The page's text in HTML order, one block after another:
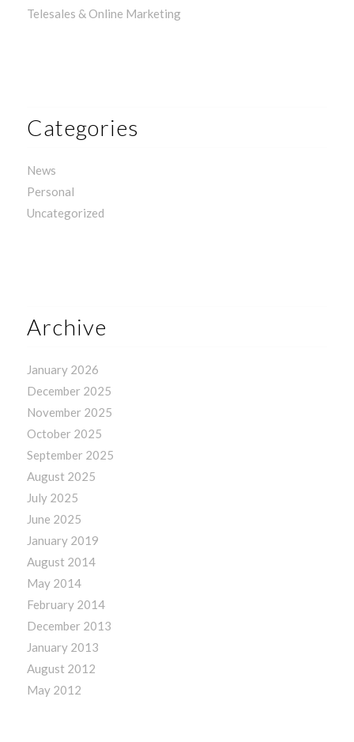
Telesales & Online Marketing
Categories
News
Personal
Uncategorized
Archive
January 2026
December 2025
November 2025
October 2025
September 2025
August 2025
July 2025
June 2025
January 2019
August 2014
May 2014
February 2014
December 2013
January 2013
August 2012
May 2012